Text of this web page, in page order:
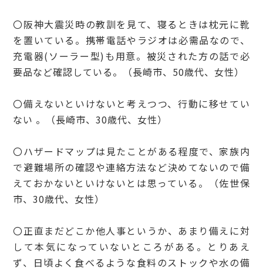
〇阪神大震災時の教訓を見て、寝るときは枕元に靴
を置いている。携帯電話やラジオは必需品なので、
充電器(ソーラー型)も用意。被災された方の話で必
要品など確認している。（長崎市、50歳代、女性）
〇備えないといけないと考えつつ、行動に移せてい
ない 。（長崎市、30歳代、女性）
〇ハザードマップは見たことがある程度で、家族内
で避難場所の確認や連絡方法など決めてないので備
えておかないといけないとは思っている。（佐世保
市、30歳代、女性）
〇正直まだどこか他人事というか、あまり備えに対
して本気になっていないところがある。とりあえ
ず、日頃よく食べるような食料のストックや水の備